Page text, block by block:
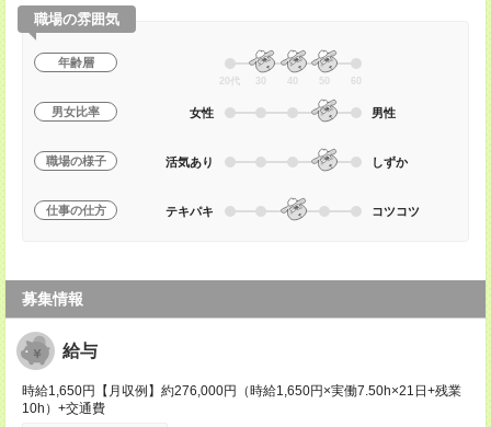
職場の雰囲気
年齢層
20代 30 40 50 60
男女比率 女性 男性
職場の様子 活気あり しずか
仕事の仕方 テキパキ コツコツ
募集情報
給与
時給1,650円【月収例】約276,000円（時給1,650円×実働7.50h×21日+残業
10h）+交通費